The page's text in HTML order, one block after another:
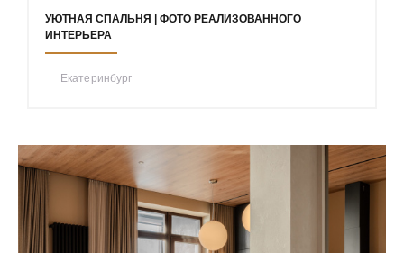
УЮТНАЯ СПАЛЬНЯ | ФОТО РЕАЛИЗОВАННОГО
ИНТЕРЬЕРА
Екатеринбург